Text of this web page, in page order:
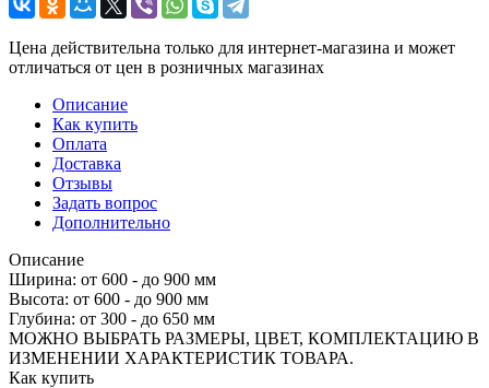
Цена действительна только для интернет-магазина и может
отличаться от цен в розничных магазинах
Описание
Как купить
Оплата
Доставка
Отзывы
Задать вопрос
Дополнительно
Описание
Ширина: от 600 - до 900 мм
Высота: от 600 - до 900 мм
Глубина: от 300 - до 650 мм
МОЖНО ВЫБРАТЬ РАЗМЕРЫ, ЦВЕТ, КОМПЛЕКТАЦИЮ В
ИЗМЕНЕНИИ ХАРАКТЕРИСТИК ТОВАРА.
Как купить